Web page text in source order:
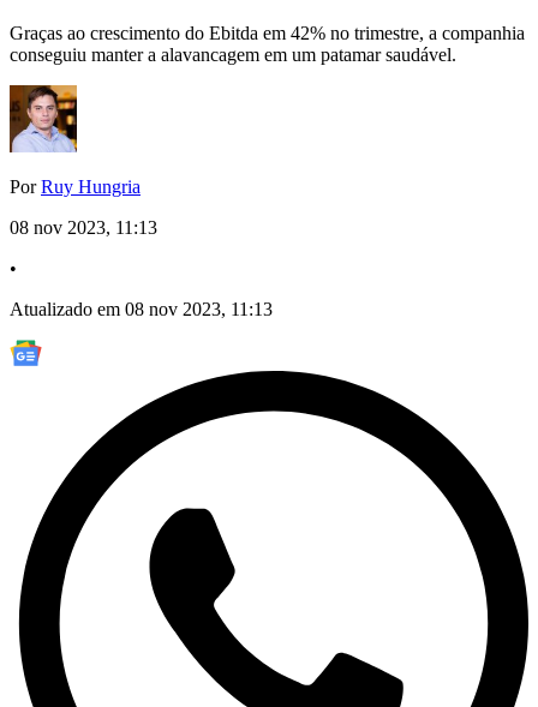
Graças ao crescimento do Ebitda em 42% no trimestre, a companhia
conseguiu manter a alavancagem em um patamar saudável.
PorRuy Hungria
08 nov 2023, 11:13
•
Atualizado em 08 nov 2023, 11:13